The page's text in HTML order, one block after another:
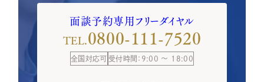
面談予約専用フリーダイヤル
TEL.0800-111-7520
全国対応可 受付時間：9:00 ～ 18:00